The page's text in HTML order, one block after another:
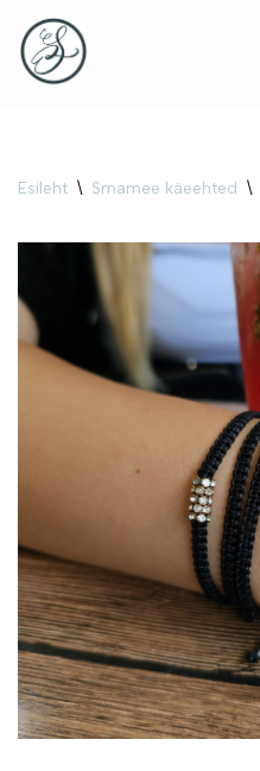
Skip
Esileht \ Smamee käeehted \